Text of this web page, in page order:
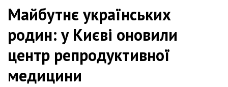
Майбутнє українських
родин: у Києві оновили
центр репродуктивної
медицини